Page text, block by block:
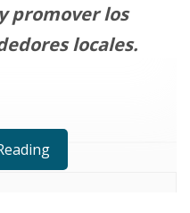
promover los
locales.